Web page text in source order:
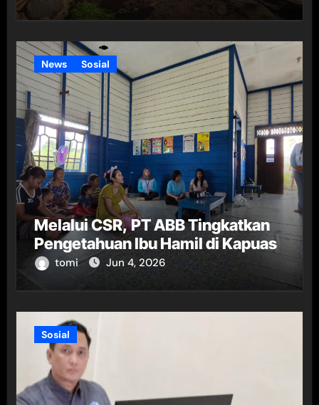
News Sosial
Melalui CSR, PT ABB Tingkatkan
Pengetahuan Ibu Hamil di Kapuas
tomi Jun 4, 2026
Sosial